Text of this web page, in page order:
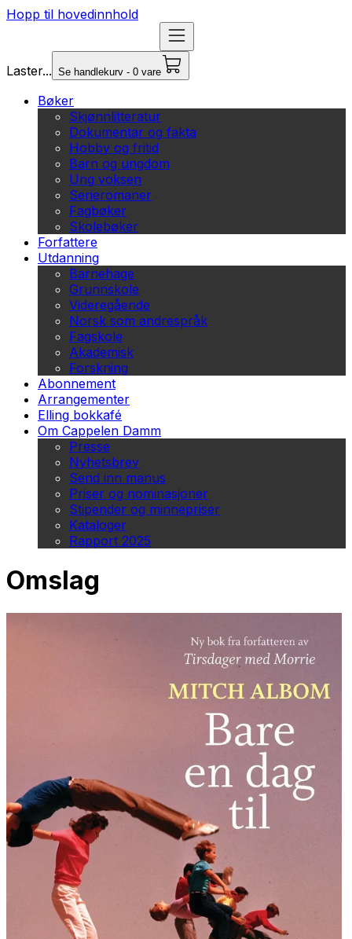
Hopp til hovedinnhold
Laster... Se handlekurv - 0 vare
Bøker
Skjønnlitteratur
Dokumentar og fakta
Hobby og fritid
Barn og ungdom
Ung voksen
Serieromaner
Fagbøker
Skolebøker
Forfattere
Utdanning
Barnehage
Grunnskole
Videregående
Norsk som andrespråk
Fagskole
Akademisk
Forskning
Abonnement
Arrangementer
Elling bokkafé
Om Cappelen Damm
Presse
Nyhetsbrev
Send inn manus
Priser og nominasjoner
Stipender og minnepriser
Kataloger
Rapport 2025
Omslag